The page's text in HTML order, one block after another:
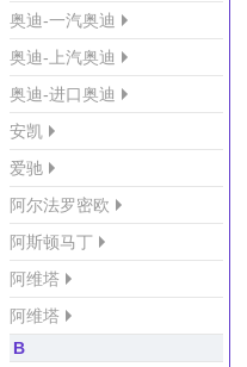
奥迪-一汽奥迪
奥迪-上汽奥迪
奥迪-进口奥迪
安凯
爱驰
阿尔法罗密欧
阿斯顿马丁
阿维塔
阿维塔
B